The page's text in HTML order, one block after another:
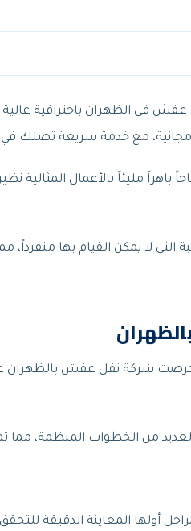
عفش في الظهران باحترافية
مع خدمة سريعة تصلك
مليئاً بالأعمال المثالية
التي لا يمكن القيام بها
شركة نقل عفش بالظهران على
من الخطوات المنظمة، مما
المعاينة الدقيقة للتحقق